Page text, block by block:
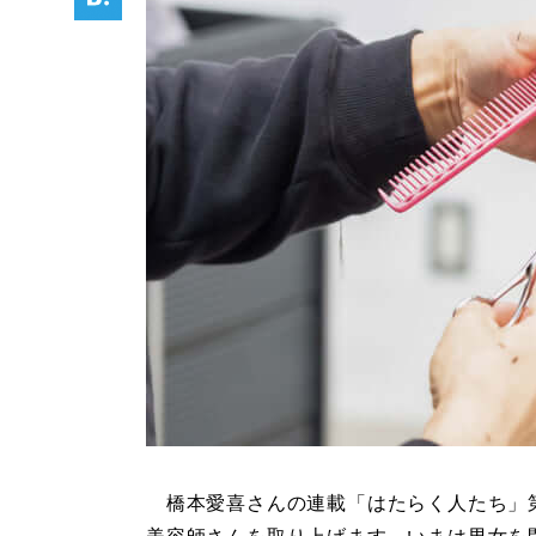
橋本愛喜さんの連載「はたらく人たち」